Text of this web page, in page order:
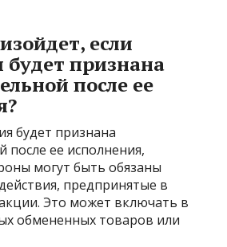
если
будет признана
после ее
будет признана
после ее исполнения,
могут быть обязаны
предпринятые в
Это может включать в
обмененных товаров или